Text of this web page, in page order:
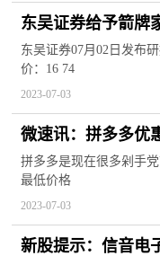
东吴证券给予箭牌
东吴证券07月02日发布
价：16 74
2023-07-03
微速讯：拼多多优
方法 拼多多优惠券
拼多多是现在很多剁手
最低价格
2023-07-03
新股提示：信音电